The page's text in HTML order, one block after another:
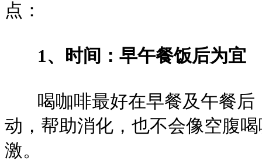
点：
1、时间：早午餐饭后为宜
喝咖啡最好在早餐及午餐后
动，帮助消化，也不会像空腹
激。